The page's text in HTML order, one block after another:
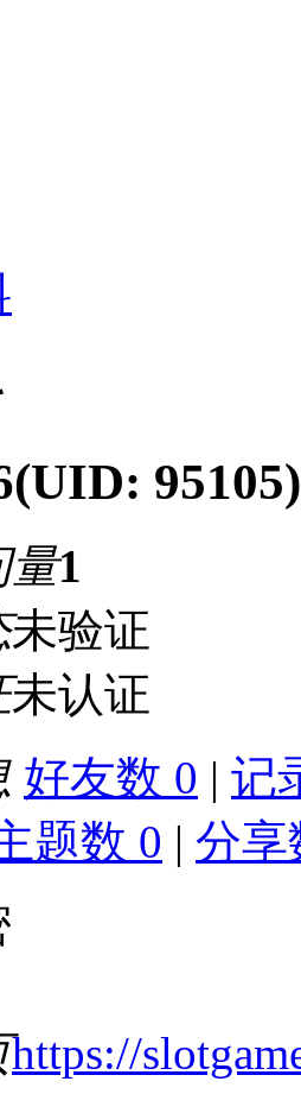
(UID: 95105)
量1
未验证
未认证
好友数 0 | 记
题数 0 | 分享
https://